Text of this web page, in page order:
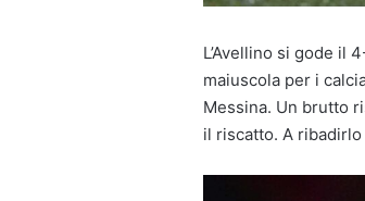
L’Avellino si gode il
maiuscola per i
Messina. Un brutto
il riscatto. A